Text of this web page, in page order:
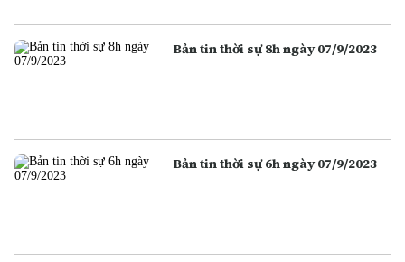
Bản tin thời sự 8h ngày 07/9/2023
Bản tin thời sự 6h ngày 07/9/2023